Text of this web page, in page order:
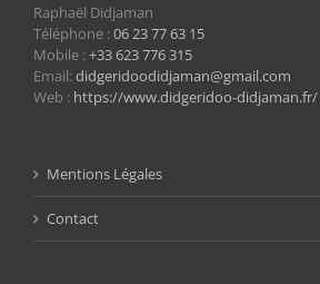
Raphaël Didjaman
Téléphone :06 23 77 63 15
Mobile :+33 623 776 315
Email:didgeridoodidjaman@gmail.com
Web : https://www.didgeridoo-didjaman.fr/
Mentions Légales
Contact